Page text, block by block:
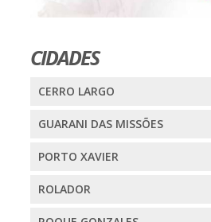
CIDADES
CERRO LARGO
GUARANI DAS MISSÕES
PORTO XAVIER
ROLADOR